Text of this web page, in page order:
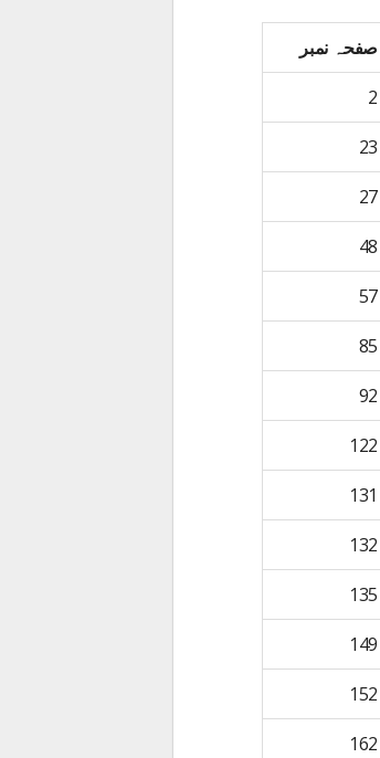
صفحہ نمبر
2
23
27
48
57
85
92
122
131
132
135
149
152
162